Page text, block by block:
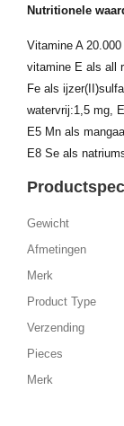
Nutritionele
Vitamine A
vitamine E als all
Fe als
watervrij:1,5 mg,
E5 Mn als
E8 Se als
Gewicht
Afmetingen
Merk
Product Type
Verzending
Pieces
Merk